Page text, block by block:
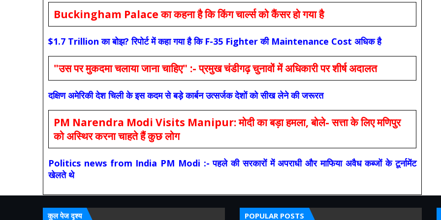
Buckingham Palace का कहना है कि किंग चार्ल्स को कैंसर हो गया है
$1.7 Trillion का बोझ? रिपोर्ट में कहा गया है कि F-35 Fighter की Maintenance Cost अधिक है
"उस पर मुकदमा चलाया जाना चाहिए" :- प्रमुख चंडीगढ़ चुनावों में अधिकारी पर शीर्ष अदालत
दक्षिण अमेरिकी देश चिली के इस कदम से बड़े कार्बन उत्सर्जक देशों को सीख लेने की जरूरत
PM Narendra Modi Visits Manipur: मोदी का बड़ा हमला, बोले- सत्ता के लिए मणिपुर
को अस्थिर करना चाहते हैं कुछ लोग
Politics news from India PM Modi :- पहले की सरकारों में अपराधी और माफिया अवैध कब्जों के टूर्नामेंट
खेलते थे
कुल पेज दृश्य POPULAR POSTS